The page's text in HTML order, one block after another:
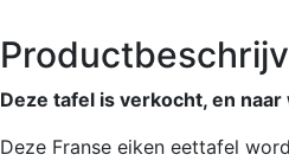
Deze tafel is verkocht, en
Deze Franse eiken eettafel